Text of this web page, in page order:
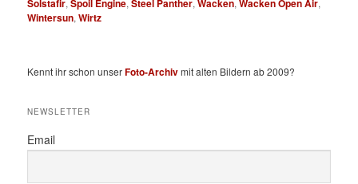
Solstafir,Spoil Engine,Steel Panther,Wacken,Wacken Open Air,
Wintersun,Wirtz
Kennt ihr schon unserFoto-Archivmit alten Bildern ab 2009?
NEWSLETTER
Email